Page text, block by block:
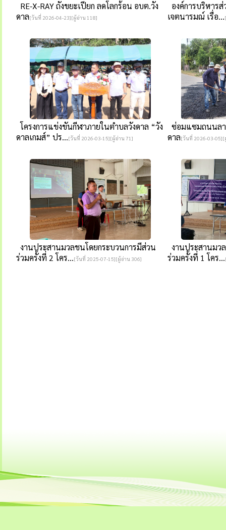
RE-X-RAY ถังขยะเปียก ลดโลกร้อน อบต.วัง
ดาล[วันที่ 2026-04-23][ผู้อ่าน 118]
องค์การบริหาร
เจตนารมณ์ เรื่อ...
โครงการแข่งขันกีฬาภายในตำบลวังดาล “วัง
ดาลเกมส์” ปร...[วันที่ 2026-03-15][ผู้อ่าน 71]
ซ่อมแซมถนนลา
ดาล[วันที่ 2026-03-05][
งานประสานมวลชนโดยกระบวนการมีส่วน
ร่วมครั้งที่ 2 โคร...[วันที่ 2025-07-15][ผู้อ่าน 306]
งานประสานมว
ร่วมครั้งที่ 1 โคร...